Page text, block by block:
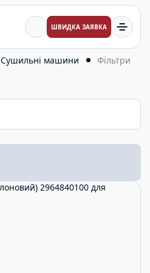
ШВИДКА ЗАЯВКА
Сушильні машини Фільтри